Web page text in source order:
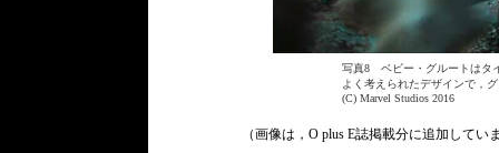
写真8 ベビー・グルートはタ
よく考えられたデザインで，
(C) Marvel Studios 2016
（画像は，O plus E誌掲載分に追加してい